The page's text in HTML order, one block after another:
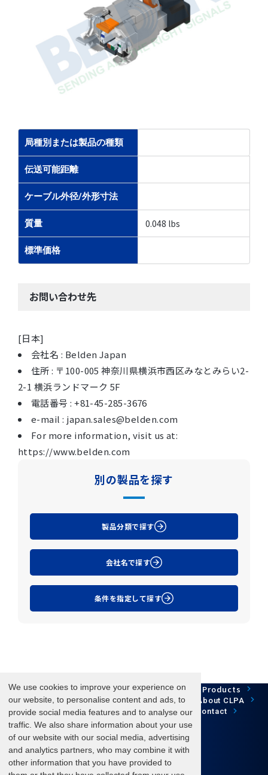
We use cookies to improve your experience on
our website, to personalise content and ads, to
provide social media features and to analyse our
traffic. We also share information about your use
of our website with our social media, advertising
and analytics partners, who may combine it with
other information that you have provided to
局種別または製品の種類
伝送可能距離
ケーブル外径/外形寸法
質量 0.048 lbs
標準価格
お問い合わせ先
[日本]
会社名 : Belden Japan
住所 : 〒100-005 神奈川県横浜市西区みなとみらい2-
2-1 横浜ランドマーク 5F
電話番号 : +81-45-285-3676
e-mail : japan.sales@belden.com
For more information, visit us at:
https://www.belden.com
別の製品を探す
製品分類で探す
会社名で探す
条件を指定して探す
HOME Network Technology Case Study Products
Downloads Development News/Events About CLPA
Update Information FAQ SiteMap Contact
Follow us